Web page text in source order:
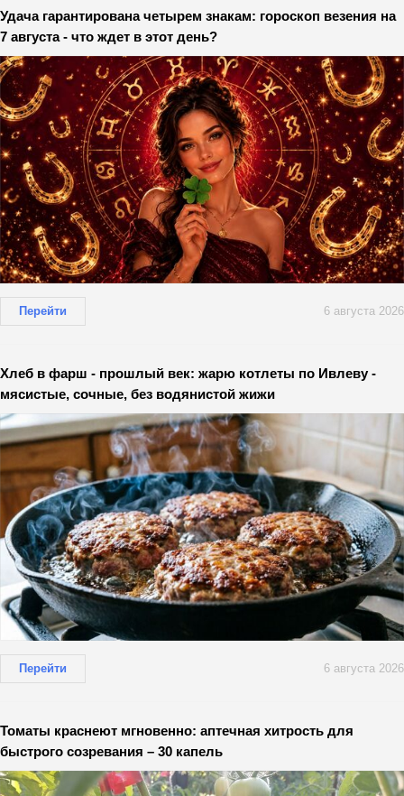
Удача гарантирована четырем знакам: гороскоп везения на
7 августа - что ждет в этот день?
Перейти 6 августа 2026
Хлеб в фарш - прошлый век: жарю котлеты по Ивлеву -
мясистые, сочные, без водянистой жижи
Перейти 6 августа 2026
Томаты краснеют мгновенно: аптечная хитрость для
быстрого созревания – 30 капель